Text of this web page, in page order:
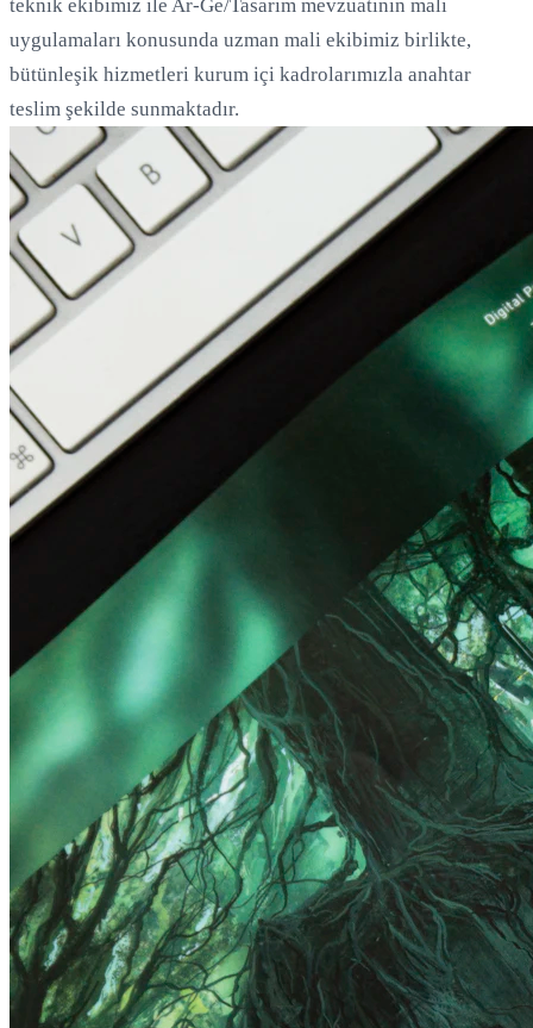
teknik ekibimiz ile Ar-Ge/Tasarım mevzuatının mali
uygulamaları konusunda uzman mali ekibimiz birlikte,
bütünleşik hizmetleri kurum içi kadrolarımızla anahtar
teslim şekilde sunmaktadır.